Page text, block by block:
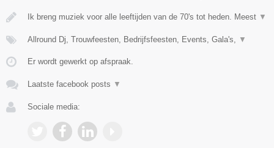
Ik breng muziek voor alle leeftijden van de 70's tot heden. Meest ▼
Allround Dj, Trouwfeesten, Bedrijfsfeesten, Events, Gala's, ▼
Er wordt gewerkt op afspraak.
Laatste facebook posts ▼
Sociale media: